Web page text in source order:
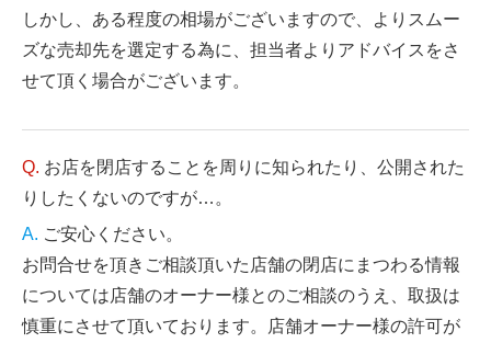
しかし、ある程度の相場がございますので、よりスムー
ズな売却先を選定する為に、担当者よりアドバイスをさ
せて頂く場合がございます。
お店を閉店することを周りに知られたり、公開された
りしたくないのですが…。
ご安心ください。
お問合せを頂きご相談頂いた店舗の閉店にまつわる情報
については店舗のオーナー様とのご相談のうえ、取扱は
慎重にさせて頂いております。店舗オーナー様の許可が